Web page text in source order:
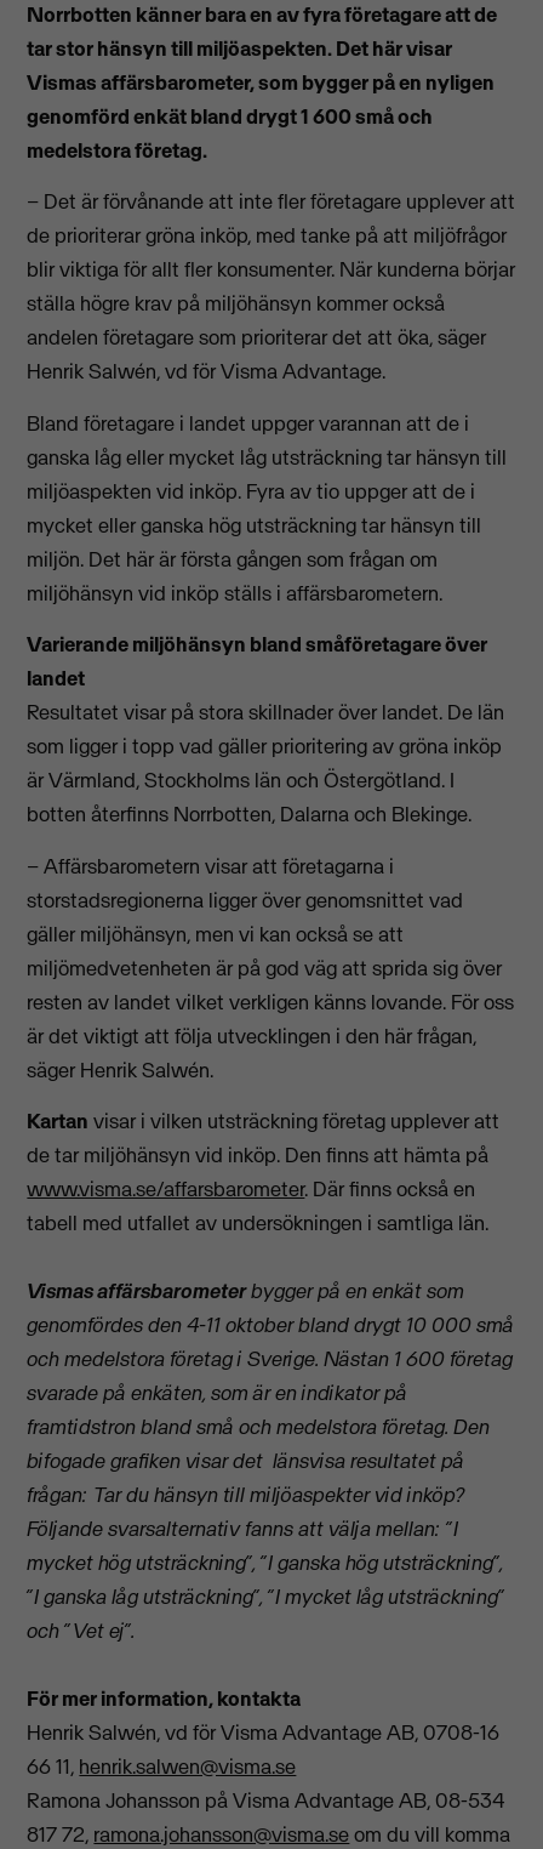
Norrbotten känner bara en av fyra företagare att de
tar stor hänsyn till miljöaspekten. Det här visar
Vismas affärsbarometer, som bygger på en nyligen
genomförd enkät bland drygt 1 600 små och
medelstora företag.
– Det är förvånande att inte fler företagare upplever att
de prioriterar gröna inköp, med tanke på att miljöfrågor
blir viktiga för allt fler konsumenter. När kunderna börjar
ställa högre krav på miljöhänsyn kommer också
andelen företagare som prioriterar det att öka, säger
Henrik Salwén, vd för Visma Advantage.
Bland företagare i landet uppger varannan att de i
ganska låg eller mycket låg utsträckning tar hänsyn till
miljöaspekten vid inköp. Fyra av tio uppger att de i
mycket eller ganska hög utsträckning tar hänsyn till
miljön. Det här är första gången som frågan om
miljöhänsyn vid inköp ställs i affärsbarometern.
Varierande miljöhänsyn bland småföretagare över
landet
Resultatet visar på stora skillnader över landet. De län
som ligger i topp vad gäller prioritering av gröna inköp
är Värmland, Stockholms län och Östergötland. I
botten återfinns Norrbotten, Dalarna och Blekinge.
– Affärsbarometern visar att företagarna i
storstadsregionerna ligger över genomsnittet vad
gäller miljöhänsyn, men vi kan också se att
miljömedvetenheten är på god väg att sprida sig över
resten av landet vilket verkligen känns lovande. För oss
är det viktigt att följa utvecklingen i den här frågan,
säger Henrik Salwén.
Kartan visar i vilken utsträckning företag upplever att
de tar miljöhänsyn vid inköp. Den finns att hämta på
www.visma.se/affarsbarometer. Där finns också en
tabell med utfallet av undersökningen i samtliga län.
Vismas affärsbarometerbygger på en enkät som
genomfördes den 4-11 oktober bland drygt 10 000 små
och medelstora företag i Sverige. Nästan 1 600 företag
svarade på enkäten, som är en indikator på
framtidstron bland små och medelstora företag. Den
bifogade grafiken visar det länsvisa resultatet på
frågan: Tar du hänsyn till miljöaspekter vid inköp?
Följande svarsalternativ fanns att välja mellan: ”I
mycket hög utsträckning”, ”I ganska hög utsträckning”,
”I ganska låg utsträckning”, ”I mycket låg utsträckning”
och ”Vet ej”.
För mer information, kontakta
Henrik Salwén, vd för Visma Advantage AB, 0708-16
66 11, henrik.salwen@visma.se
Ramona Johansson på Visma Advantage AB, 08-534
817 72, ramona.johansson@visma.seom du vill komma